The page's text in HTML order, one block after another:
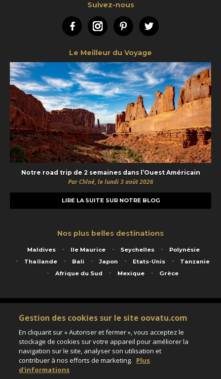
Suivez-nous
FacebookInstagramPinterestTwitter
Le Meilleur du Voyage
Notre road trip de 2 semaines dans l’Ouest Américain
Par Chloé, le lundi 3 août 2026
LIRE LA SUITE SUR NOTRE BLOG
Nos plus belles destinations
Maldives Ile Maurice Seychelles
Polynésie
Thaïlande
Bali Japon Etats-Unis
Tanzanie
Afrique du Sud
Mexique Grèce
Service animé par Nautil Voyages - 22 rue Georges Picquart 75017 Paris - S.A.S
au capital de 155 696 euros - RCS Paris B 423 671 973 - Code APE 7911Z
Matricule Atout France IM075100020 - Garantie financière Groupama - Agrément IATA
Assurance responsabilité civile et professionnelle HISCOX RCP0081066
Gestion des cookies sur le site oovatu.com
En cliquant sur « Autoriser et fermer », vous acceptez le
stockage de cookies sur votre appareil pour améliorer la
navigation sur le site, analyser son utilisation et
contribuer à nos efforts de marketing. Plus
d'informations